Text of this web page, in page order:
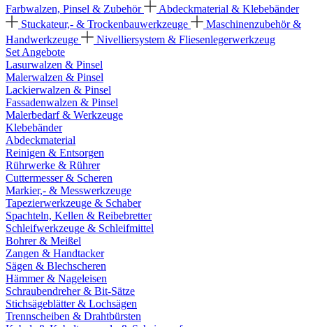
Farbwalzen, Pinsel & Zubehör
Abdeckmaterial & Klebebänder
Stuckateur,- & Trockenbauwerkzeuge
Maschinenzubehör &
Handwerkzeuge
Nivelliersystem & Fliesenlegerwerkzeug
Set Angebote
Lasurwalzen & Pinsel
Malerwalzen & Pinsel
Lackierwalzen & Pinsel
Fassadenwalzen & Pinsel
Malerbedarf & Werkzeuge
Klebebänder
Abdeckmaterial
Reinigen & Entsorgen
Rührwerke & Rührer
Cuttermesser & Scheren
Markier,- & Messwerkzeuge
Tapezierwerkzeuge & Schaber
Spachteln, Kellen & Reibebretter
Schleifwerkzeuge & Schleifmittel
Bohrer & Meißel
Zangen & Handtacker
Sägen & Blechscheren
Hämmer & Nageleisen
Schraubendreher & Bit-Sätze
Stichsägeblätter & Lochsägen
Trennscheiben & Drahtbürsten